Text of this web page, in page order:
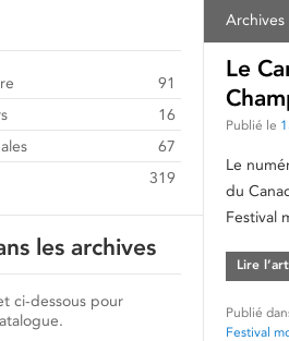
Le
Publié le
Le
du
Festival
Lire
Publié
Festival
91
16
67
319
les archives
ci-dessous pour